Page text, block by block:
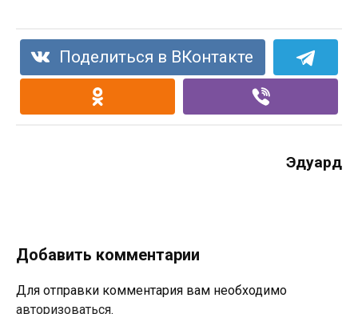
Поделиться в ВКонтакте
Эдуард
Добавить комментарии
Для отправки комментария вам необходимо
авторизоваться.